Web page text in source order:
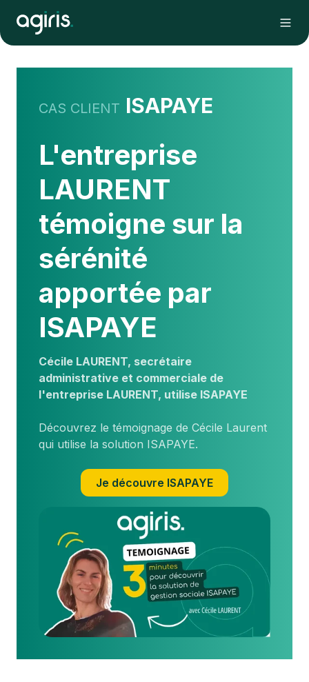
CAS CLIENT ISAPAYE
L'entreprise
LAURENT
témoigne sur la
sérénité
apportée par
ISAPAYE
Cécile LAURENT, secrétaire
administrative et commerciale de
l'entreprise LAURENT, utilise ISAPAYE
Découvrez le témoignage de Cécile Laurent
qui utilise la solution ISAPAYE.
Je découvre ISAPAYE